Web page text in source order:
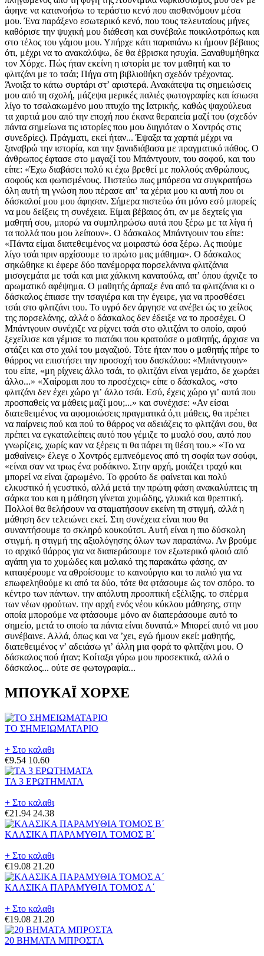
άφηνε να κατανοήσω το τεράστιο κενό που αισθανόμουν μέσα
μου. Ένα παράξενο εσωτερικό κενό, που τους τελευταίους μήνες
καθόρισε την ψυχική μου διάθεση και συνέβαλε ποικιλοτρόπως και
στο τέλος του γάμου μου. Υπήρχε κάτι παραπάνω κι ήμουν βέβαιος
ότι, μέχρι να το ανακαλύψω, δε θα έβρισκα ησυχία. Ξαναθυμήθηκα
τον Χόρχε. Πώς ήταν εκείνη η ιστορία με τον μαθητή και το
φλιτζάνι με το τσάι; Πήγα στη βιβλιοθήκη σχεδόν τρέχοντας.
Άνοιξα το κάτω συρτάρι στʼ αριστερά. Ανακάτεψα τις σημειώσεις
μου από τη σχολή, μάζεψα μερικές παλιές φωτογραφίες και ίσιωσα
λίγο το τσαλακωμένο μου πτυχίο της Ιατρικής, καθώς ψαχούλευα
τα χαρτιά μου από την εποχή που έκανα θεραπεία μαζί του (σχεδόν
πάντα σημείωνα τις ιστορίες που μου διηγιόταν ο Χοντρός στις
συνεδρίες). Πράγματι, εκεί ήταν... Έψαξα τα χαρτιά μέχρι να
ξαναβρώ την ιστορία, και την ξαναδιάβασα με πραγματικό πάθος. Ο
άνθρωπος έφτασε στο μαγαζί του Μπάντγουιν, του σοφού, και του
είπε: «Έχω διαβάσει πολύ κι έχω βρεθεί με πολλούς ανθρώπους,
σοφούς και φωτισμένους. Πιστεύω πως μπόρεσα να συγκρατήσω
όλη αυτή τη γνώση που πέρασε απʼ τα χέρια μου κι αυτή που οι
δάσκαλοί μου μου άφησαν. Σήμερα πιστεύω ότι μόνο εσύ μπορείς
να μου δείξεις τη συνέχεια. Είμαι βέβαιος ότι, αν με δεχτείς για
μαθητή σου, μπορώ να συμπληρώσω αυτά που ξέρω με τα λίγα ή
τα πολλά που μου λείπουν». Ο δάσκαλος Μπάντγουιν του είπε:
«Πάντα είμαι διατεθειμένος να μοιραστώ όσα ξέρω. Ας πιούμε
λίγο τσάι πριν αρχίσουμε το πρώτο μας μάθημα». Ο δάσκαλος
σηκώθηκε κι έφερε δύο πανέμορφα πορσελάνινα φλιτζάνια
μισογεμάτα με τσάι και μια χάλκινη κανατούλα, απʼ όπου άχνιζε το
αρωματικό αφέψημα. Ο μαθητής άρπαξε ένα από τα φλιτζάνια κι ο
δάσκαλος έπιασε την τσαγιέρα και την έγειρε, για να προσθέσει
τσάι στο φλιτζάνι του. Το υγρό δεν άργησε να ανέβει ώς το χείλος
της πορσελάνης, αλλά ο δάσκαλος δεν έδειξε να το προσέχει. Ο
Μπάντγουιν συνέχιζε να ρίχνει τσάι στο φλιτζάνι το οποίο, αφού
ξεχείλισε και γέμισε το πιατάκι που κρατούσε ο μαθητής, άρχισε να
στάζει και στο χαλί του μαγαζιού. Τότε ήταν που ο μαθητής πήρε το
θάρρος να επιστήσει την προσοχή του δασκάλου: «Μπάντγουιν»
του είπε, «μη ρίχνεις άλλο τσάι, το φλιτζάνι είναι γεμάτο, δε χωράει
άλλο...» «Χαίρομαι που το προσέχεις» είπε ο δάσκαλος, «στο
φλιτζάνι δεν έχει χώρο γιʼ άλλο τσάι. Εσύ, έχεις χώρο γιʼ αυτά που
προσπαθείς να μάθεις μαζί μου;...» και συνέχισε: «Αν είσαι
διατεθειμένος να αφομοιώσεις πραγματικά ό,τι μάθεις, θα πρέπει
να παίρνεις πού και πού το θάρρος να αδειάζεις το φλιτζάνι σου, θα
πρέπει να εγκαταλείπεις αυτό που γέμιζε το μυαλό σου, αυτό που
γνωρίζεις, χωρίς καν να ξέρεις τι θα πάρει τη θέση του.» «Το να
μαθαίνεις» έλεγε ο Χοντρός εμπνεόμενος από τη σοφία των σούφι,
«είναι σαν να τρως ένα ροδάκινο. Στην αρχή, μοιάζει τραχύ και
μπορεί να είναι ζαρωμένο. Το φρούτο δε φαίνεται και πολύ
ελκυστικό ή γευστικό, αλλά μετά την πρώτη φάση ανακαλύπτεις τη
σάρκα του και η μάθηση γίνεται χυμώδης, γλυκιά και θρεπτική.
Πολλοί θα θελήσουν να σταματήσουν εκείνη τη στιγμή, αλλά η
μάθηση δεν τελειώνει εκεί. Στη συνέχεια είναι που θα
συναντήσουμε το σκληρό κουκούτσι. Αυτή είναι η πιο δύσκολη
στιγμή. η στιγμή της αξιολόγησης όλων των παραπάνω. Αν βρούμε
το αρχικό θάρρος για να διαπεράσουμε τον εξωτερικό φλοιό από
αγάπη για το χυμώδες και μαλακό της παρακάτω φάσης, αν
καταφέρουμε να αθροίσουμε το καινούργιο και το παλιό για να
επωφεληθούμε κι από τα δύο, τότε θα φτάσουμε ώς τον σπόρο. το
κέντρο των πάντων. την απόλυτη προοπτική εξέλιξης. το σπέρμα
των νέων φρούτων. την αρχή ενός νέου κύκλου μάθησης, στην
οποία μπορούμε να φτάσουμε μόνο αν διαπεράσουμε αυτό το
σημείο, μετά το οποίο τα πάντα είναι δυνατά.» Μπορεί αυτό να μου
συνέβαινε. Αλλά, όπως και να ʼχει, εγώ ήμουν εκεί: μαθητής,
διατεθειμένος νʼ αδειάσω γιʼ άλλη μια φορά το φλιτζάνι μου. Ο
δάσκαλος πού ήταν; Κοίταξα γύρω μου προσεκτικά, αλλά ο
δάσκαλος... ούτε σε φωτογραφία...
ΜΠΟΥΚΑΪ ΧΟΡΧΕ
ΤΟ ΣΗΜΕΙΩΜΑΤΑΡΙΟ
+ Στο καλαθι
€9.54 10.60
ΤΑ 3 ΕΡΩΤΗΜΑΤΑ
+ Στο καλαθι
€21.94 24.38
ΚΛΑΣΙΚΑ ΠΑΡΑΜΥΘΙΑ ΤΟΜΟΣ Β΄
+ Στο καλαθι
€19.08 21.20
ΚΛΑΣΙΚΑ ΠΑΡΑΜΥΘΙΑ ΤΟΜΟΣ Α΄
+ Στο καλαθι
€19.08 21.20
20 ΒΗΜΑΤΑ ΜΠΡΟΣΤΑ